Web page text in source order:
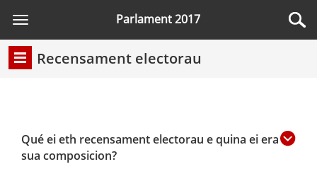
Toggle
navigation
Parlament 2017
Recensament electorau
Qué ei eth recensament electorau e quina ei era
sua composicion?